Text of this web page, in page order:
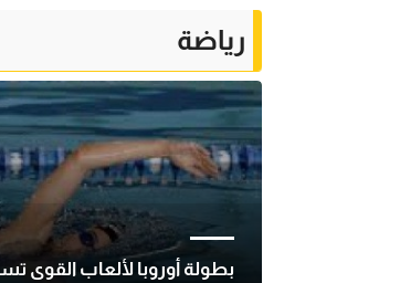
رياضة
بطولة أوروبا لألعاب القوى